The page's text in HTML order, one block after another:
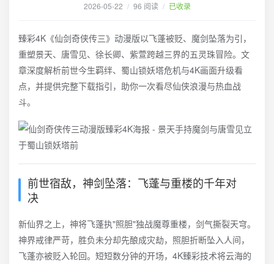
2026-05-22 / 96 阅读 / 已收录
臻彩4K《仙剑奇侠传三》动漫版以飞蓬被贬、魔剑坠落为引，
重塑景天、唐雪见、徐长卿、紫萱跨越三界的五灵珠冒险。文
章深度解析前世今生羁绊、蜀山锁妖塔危机与4K画面升级看
点，并提供完整下载指引，助你一次看尽仙侠浪漫与热血战
斗。
前世宿敌，神剑坠落：飞蓬与重楼的千年对
决
新仙界之上，神将飞蓬执"照胆"独战魔尊重楼，剑气撕裂天穹。
神界戒律严苛，胜负未分却先酿成灾劫，照胆折断坠入人间，
飞蓬亦被贬入轮回。短短数分钟的开场，4K臻彩技术将云海的